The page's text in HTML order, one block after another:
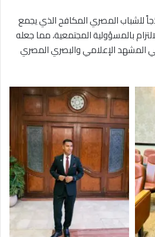
للشباب المصري المكافح الذي يجمع
بالمسؤولية المجتمعية، مما جعله
في المشهد الإعلامي والبصري المصري